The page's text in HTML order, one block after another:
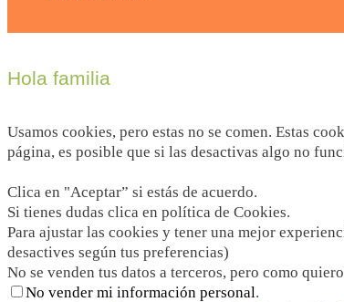
Hola familia
Usamos cookies, pero estas no se comen. Estas
página, es posible que si las desactivas algo no
Clica en "Aceptar” si estás de acuerdo.
Si tienes dudas clica en política de Cookies.
Para ajustar las cookies y tener una mejor
desactives según tus preferencias)
No se venden tus datos a terceros, pero como
No vender mi información personal.